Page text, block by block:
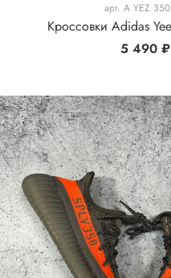
арт. A YEZ 350
Кроссовки Adidas
5 490 ₽